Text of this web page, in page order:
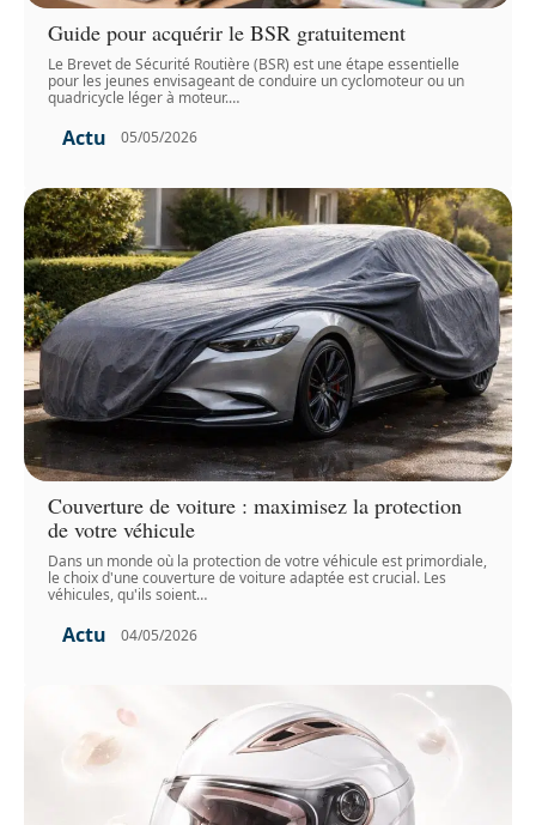
Guide pour acquérir le BSR gratuitement
Le Brevet de Sécurité Routière (BSR) est une étape essentielle
pour les jeunes envisageant de conduire un cyclomoteur ou un
quadricycle léger à moteur.…
Actu 05/05/2026
Couverture de voiture : maximisez la protection
de votre véhicule
Dans un monde où la protection de votre véhicule est primordiale,
le choix d'une couverture de voiture adaptée est crucial. Les
véhicules, qu'ils soient…
Actu 04/05/2026